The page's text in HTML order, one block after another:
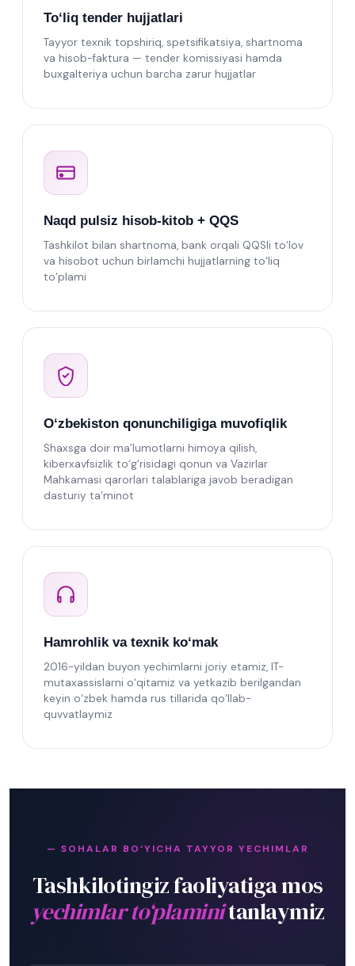
To‘liq tender hujjatlari
Tayyor texnik topshiriq, spetsifikatsiya, shartnoma
va hisob-faktura — tender komissiyasi hamda
buxgalteriya uchun barcha zarur hujjatlar
Naqd pulsiz hisob-kitob + QQS
Tashkilot bilan shartnoma, bank orqali QQSli to‘lov
va hisobot uchun birlamchi hujjatlarning to‘liq
to‘plami
O‘zbekiston qonunchiligiga muvofiqlik
Shaxsga doir ma’lumotlarni himoya qilish,
kiberxavfsizlik to‘g‘risidagi qonun va Vazirlar
Mahkamasi qarorlari talablariga javob beradigan
dasturiy ta’minot
Hamrohlik va texnik ko‘mak
2016-yildan buyon yechimlarni joriy etamiz, IT-
mutaxassislarni o‘qitamiz va yetkazib berilgandan
keyin o‘zbek hamda rus tillarida qo‘llab-
quvvatlaymiz
— SOHALAR BO‘YICHA TAYYOR YECHIMLAR
Tashkilotingiz faoliyatiga mos
yechimlar to‘plaminitanlaymiz